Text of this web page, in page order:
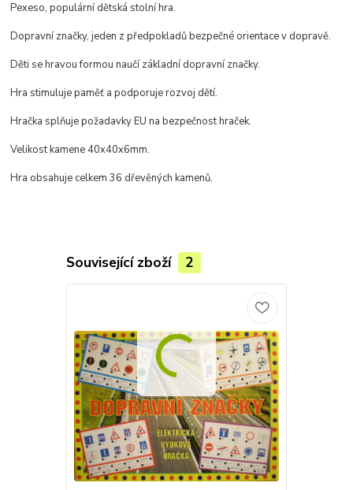
Pexeso, populární dětská stolní hra.
Dopravní značky, jeden z předpokladů bezpečné orientace v dopravě.
Děti se hravou formou naučí základní dopravní značky.
Hra stimuluje paměť a podporuje rozvoj dětí.
Hračka splňuje požadavky EU na bezpečnost hraček.
Velikost kamene 40x40x6mm.
Hra obsahuje celkem 36 dřevěných kamenů.
Související zboží 2